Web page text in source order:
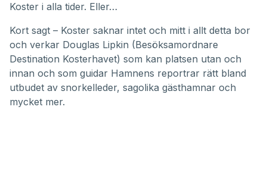
Koster i alla tider. Eller…
Kort sagt – Koster saknar intet och mitt i allt detta bor
och verkar Douglas Lipkin (Besöksamordnare
Destination Kosterhavet) som kan platsen utan och
innan och som guidar Hamnens reportrar rätt bland
utbudet av snorkelleder, sagolika gästhamnar och
mycket mer.